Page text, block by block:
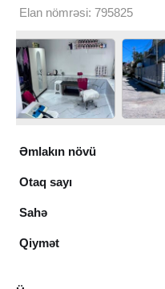
100 m²
Elan nömrəsi: 795825
Əmlakın növü
Otaq sayı
Sahə
Qiymət